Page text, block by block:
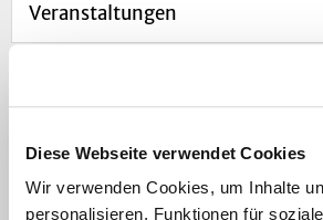
Diese Webseite verwendet Cookies
Wir verwenden Cookies, um Inhalte
personalisieren, Funktionen für
Veranstaltungen
Stellenangebote